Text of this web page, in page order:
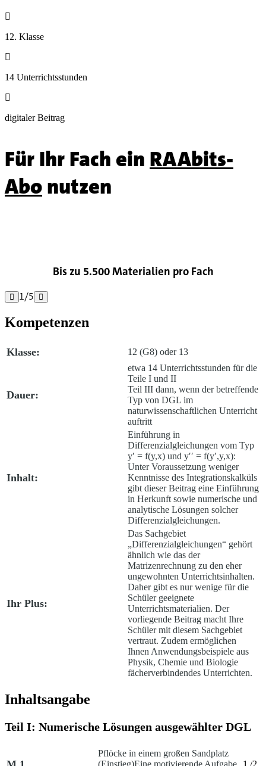

12. Klasse

14 Unterrichtsstunden

digitaler Beitrag
Für Ihr Fach ein RAAbits-
Abonutzen
Bis zu 5.500 Materialien pro Fach
 1/5 
Kompetenzen
Klasse: 12 (G8) oder 13
Dauer:
etwa 14 Unterrichtsstunden für die
Teile I und II
Teil III dann, wenn der betreffende
Typ von DGL im
naturwissenschaftlichen Unterricht
auftritt
Inhalt:
Einführung in
Differenzialgleichungen vom Typ
y′ = f(y,x) und y′′ = f(y′,y,x):
Unter Voraussetzung weniger
Kenntnisse des Integrationskalküls
gibt dieser Beitrag eine Einführung
in Herkunft sowie numerische und
analytische Lösungen solcher
Differenzialgleichungen.
Ihr Plus:
Das Sachgebiet
„Differenzialgleichungen“ gehört
ähnlich wie das der
Matrizenrechnung zu den eher
ungewohnten Unterrichtsinhalten.
Daher gibt es nur wenige für die
Schüler geeignete
Unterrichtsmaterialien. Der
vorliegende Beitrag macht Ihre
Schüler mit diesem Sachgebiet
vertraut. Zudem ermöglichen
Ihnen Anwendungsbeispiele aus
Physik, Chemie und Biologie
fächerverbindendes Unterrichten.
Inhaltsangabe
Teil I: Numerische Lösungen ausgewählter DGL
Pflöcke in einem großen Sandplatz